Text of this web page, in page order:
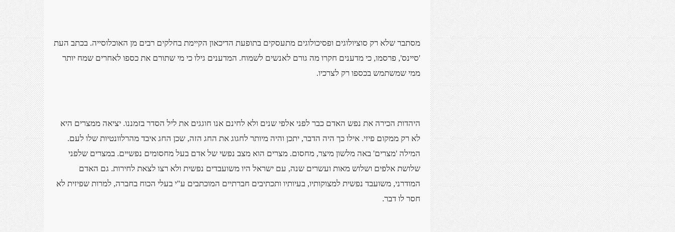
מסתבר שלא רק סוציולוגים ופסיכולוגים מתעסקים בתופעת הדיכאון הקיימת בחלקים רבים מן האוכלוסייה. בכתב העת
'סיינס', פרסמו, כי מדענים חקרו מה גורם לאנשים לשמוח. המדענים גילו כי מי שתורם את כספו לאחרים שמח יותר
ממי שמשתמש בכספו רק לצרכיו.
היהדות הכירה את נפש האדם כבר לפני אלפי שנים ולא לחינם אנו חוגגים את ליל הסדר בזמננו. יציאה ממצרים היא
לא רק ממקום פיזי. אילו כך היה הדבר, יתכן והיה מיותר לחגוג את החג הזה, שכן החג איבד מהרלוונטיות שלו לעם.
המילה 'מצרים' באה מלשון מיצר, מחסום. מצרים הוא מצב נפשי של אדם בעל מחסומים נפשיים. במצרים שלפני
שלושת אלפים ושלוש מאות ועשרים שנה, עם ישראל היו משועבדים נפשית ולא רצו לצאת לחירות. גם האדם
המודרני, משועבד נפשית למצוקותיו, בעיותיו ותכתיבים חברתיים המוכתבים ע"י בעלי הכוח בחברה, למרות שפיזית לא
חסר לו דבר.